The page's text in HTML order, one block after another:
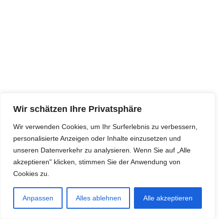
Wir schätzen Ihre Privatsphäre
Wir verwenden Cookies, um Ihr Surferlebnis zu verbessern,
personalisierte Anzeigen oder Inhalte einzusetzen und
unseren Datenverkehr zu analysieren. Wenn Sie auf „Alle
akzeptieren" klicken, stimmen Sie der Anwendung von
Cookies zu.
Anpassen Alles ablehnen Alle akzeptieren